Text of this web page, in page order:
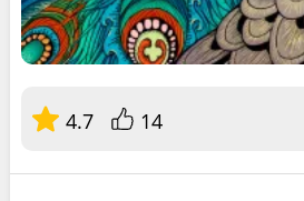
4.7 14